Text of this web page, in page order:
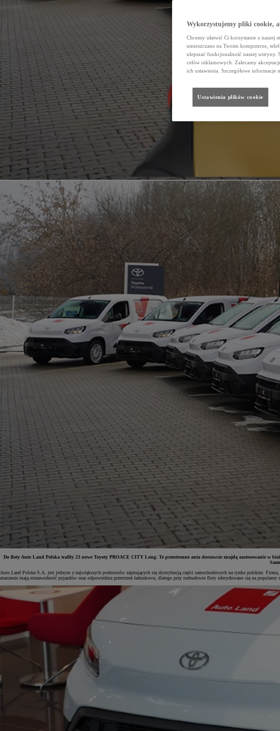
Od81 900 zł
Yaris Cross
Do floty Auto Land Polska trafiły 23 nowe Toyoty PROACE CITY Long. Te przestronne auta dostawcze znajdą zastosowanie w
Auto Land Polska S.A. jest jednym z największych podmiotów zajmujących się dystrybucją części samochodowych na rynku polskim.
znaczenie mają niezawodność pojazdów oraz odpowiednia przestrzeń ładunkowa, dlatego przy rozbudowie floty zdecydowano się na
Wykorzystujemy pliki cookie,
Chcemy ułatwić Ci korzystanie z naszej
umieszczane na Twoim komputerze,
ulepszać funkcjonalność naszej witryny.
celów reklamowych. Zalecamy
ich ustawienia. Szczegółowe informacje
Ustawienia plików cookie